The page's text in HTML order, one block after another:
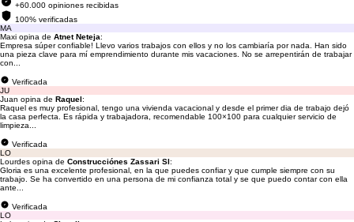
+60.000 opiniones recibidas
100% verificadas
MA
Maxi opina de Atnet Neteja:
Empresa súper confiable! Llevo varios trabajos con ellos y no los cambiaría por nada. Han sido
una pieza clave para mí emprendimiento durante mis vacaciones. No se arrepentirán de trabajar
con...
Verificada
JU
Juan opina de Raquel:
Raquel es muy profesional, tengo una vivienda vacacional y desde el primer dia de trabajo dejó
la casa perfecta. Es rápida y trabajadora, recomendable 100×100 para cualquier servicio de
limpieza...
Verificada
LO
Lourdes opina de Construcciónes Zassari Sl:
Gloria es una excelente profesional, en la que puedes confiar y que cumple siempre con su
trabajo. Se ha convertido en una persona de mi confianza total y se que puedo contar con ella
ante...
Verificada
LO